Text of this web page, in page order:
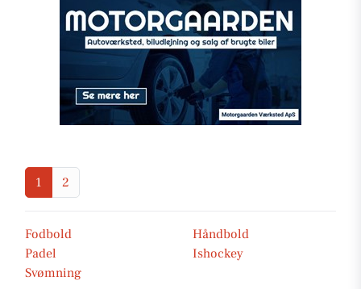
1 2
Fodbold
Håndbold
Padel
Ishockey
Svømning